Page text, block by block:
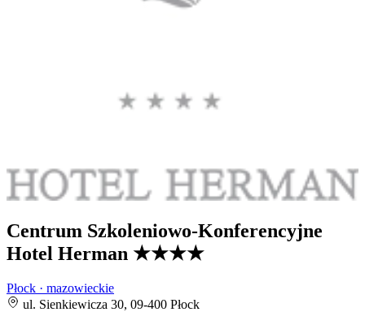
Centrum Szkoleniowo-Konferencyjne
Hotel Herman ★★★★
Płock · mazowieckie
ul. Sienkiewicza 30, 09-400 Płock